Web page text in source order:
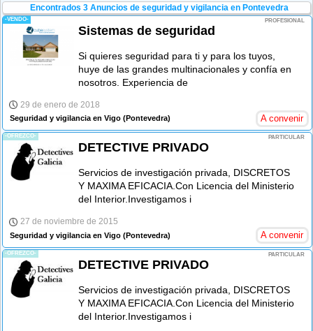
Encontrados 3Anuncios de seguridad y vigilancia en Pontevedra
-VENDO- PROFESIONAL
Sistemas de seguridad
Si quieres seguridad para ti y para los tuyos,
huye de las grandes multinacionales y confía en
nosotros. Experiencia de
29 de enero de 2018
Seguridad y vigilancia en Vigo (Pontevedra) A convenir
-OFREZCO- PARTICULAR
DETECTIVE PRIVADO
Servicios de investigación privada, DISCRETOS
Y MAXIMA EFICACIA.Con Licencia del Ministerio
del Interior.Investigamos i
27 de noviembre de 2015
Seguridad y vigilancia en Vigo (Pontevedra) A convenir
-OFREZCO- PARTICULAR
DETECTIVE PRIVADO
Servicios de investigación privada, DISCRETOS
Y MAXIMA EFICACIA.Con Licencia del Ministerio
del Interior.Investigamos i